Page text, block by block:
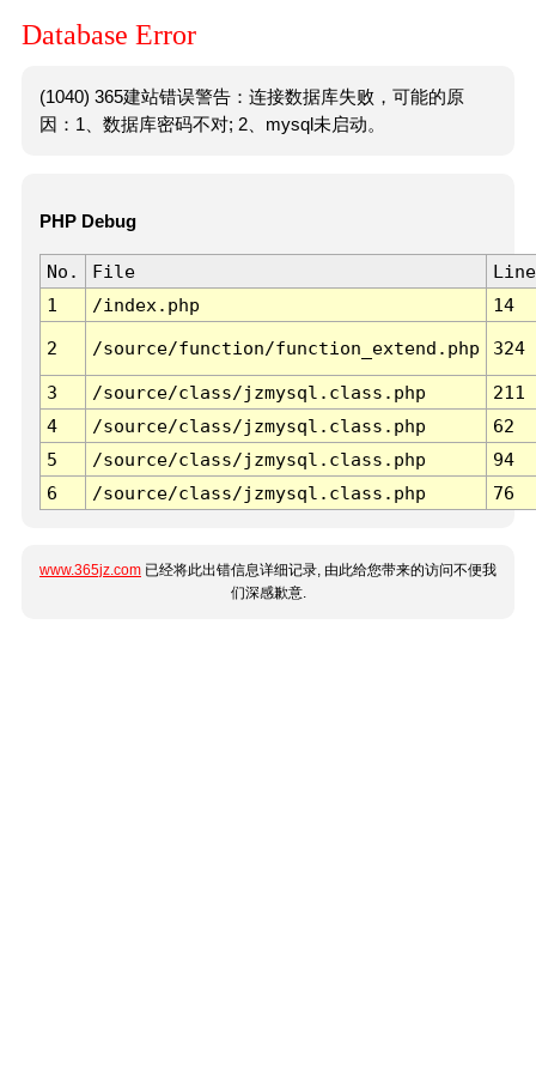
Database Error
(1040) 365建站错误警告：连接数据库失败，可能的原
因：1、数据库密码不对; 2、mysql未启动。
PHP Debug
No. File
Line
1
/index.php 14
2 /source/function/function_extend.php 324
3 /source/class/jzmysql.class.php
211
4
/source/class/jzmysql.class.php
62
5
/source/class/jzmysql.class.php
94
6
/source/class/jzmysql.class.php 76
www.365jz.com 已经将此出错信息详细记录, 由此给您带来的访问不便我
们深感歉意.